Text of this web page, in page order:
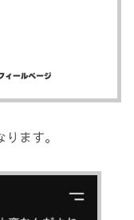
ます。